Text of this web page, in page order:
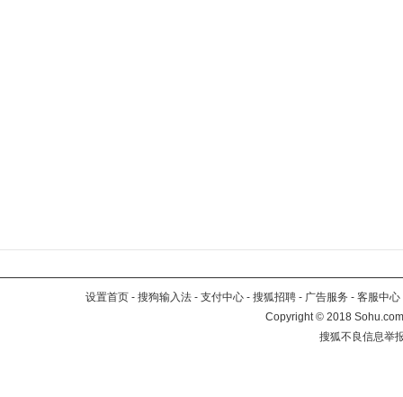
设置首页 - 搜狗输入法 - 支付中心 - 搜狐招聘 - 广告服务 - 客服中心
Copyright©2018
搜狐不良信息举